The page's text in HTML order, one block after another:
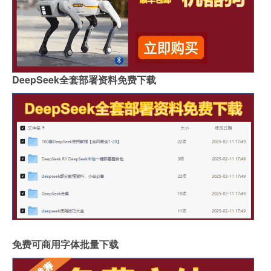
DeepSeek全套部署资料免费下载
免费可商用字体批量下载